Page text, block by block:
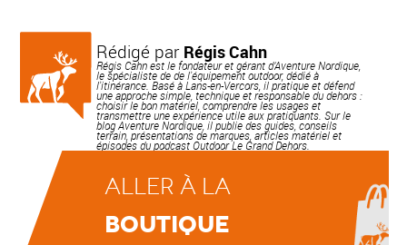
Rédigé par Régis Cahn
Régis Cahn est le fondateur et gérant d’Aventure Nordique,
le spécialiste de de l'équipement outdoor, dédié à
l'itinérance. Basé à Lans-en-Vercors, il pratique et défend
une approche simple, technique et responsable du dehors :
choisir le bon matériel, comprendre les usages et
transmettre une expérience utile aux pratiquants. Sur le
blog Aventure Nordique, il publie des guides, conseils
terrain, présentations de marques, articles matériel et
épisodes du podcast Outdoor Le Grand Dehors.
Aller à la
boutique